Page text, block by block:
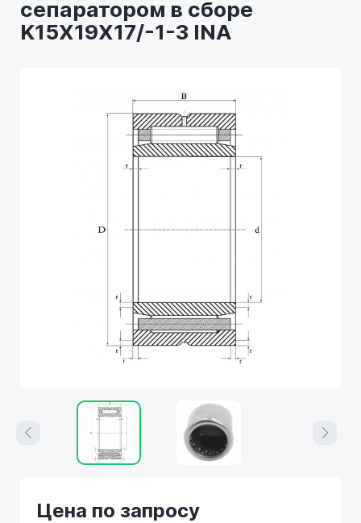
сепаратором в сборе
K15X19X17/-1-3 INA
Цена по запросу